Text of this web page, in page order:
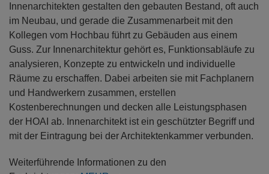
Innenarchitekten gestalten den gebauten Bestand, oft auch
im Neubau, und gerade die Zusammenarbeit mit den
Kollegen vom Hochbau führt zu Gebäuden aus einem
Guss. Zur Innenarchitektur gehört es, Funktionsabläufe zu
analysieren, Konzepte zu entwickeln und individuelle
Räume zu erschaffen. Dabei arbeiten sie mit Fachplanern
und Handwerkern zusammen, erstellen
Kostenberechnungen und decken alle Leistungsphasen
der HOAI ab. Innenarchitekt ist ein geschützter Begriff und
mit der Eintragung bei der Architektenkammer verbunden.
Weiterführende Informationen zu den